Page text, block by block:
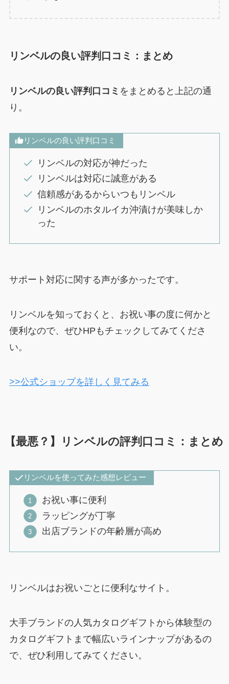
リンベルの良い評判口コミ：まとめ
リンベルの良い評判口コミ をまとめると上記の通
り。
リンベルの良い評判口コミ
リンベルの対応が神だった
リンベルは対応に誠意がある
信頼感があるからいつもリンベル
リンベルのホタルイカ沖漬けが美味しか
った
サポート対応に関する声が多かったです。
リンベルを知っておくと、お祝い事の度に何かと
便利なので、ぜひHPもチェックしてみてくださ
い。
>>公式ショップを詳しく見てみる
【最悪？】リンベルの評判口コミ：まとめ
リンベルを使ってみた感想レビュー
お祝い事に便利
ラッピングが丁寧
出店ブランドの年齢層が高め
リンベルはお祝いごとに便利なサイト。
大手ブランドの人気カタログギフトから体験型の
カタログギフトまで幅広いラインナップがあるの
で、ぜひ利用してみてください。